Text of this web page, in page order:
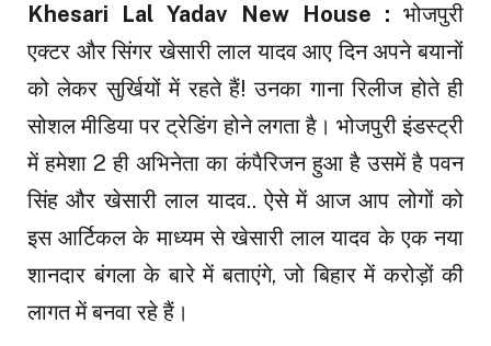
Khesari Lal Yadav New House : भोजपुरी
एक्टर और सिंगर खेसारी लाल यादव आए दिन अपने बयानों
को लेकर सुर्खियों में रहते हैं! उनका गाना रिलीज होते ही
सोशल मीडिया पर ट्रेडिंग होने लगता है। भोजपुरी इंडस्ट्री
में हमेशा 2 ही अभिनेता का कंपैरिजन हुआ है उसमें है पवन
सिंह और खेसारी लाल यादव.. ऐसे में आज आप लोगों को
इस आर्टिकल के माध्यम से खेसारी लाल यादव के एक नया
शानदार बंगला के बारे में बताएंगे, जो बिहार में करोड़ों की
लागत में बनवा रहे हैं।